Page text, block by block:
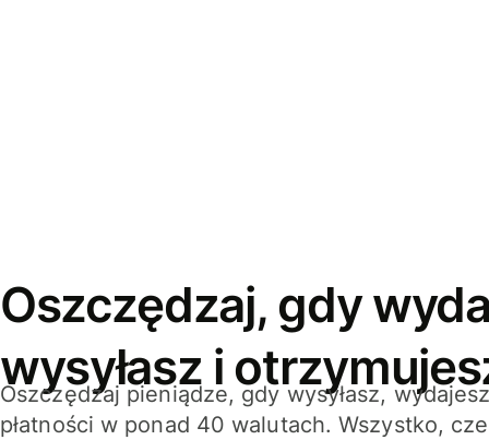
Oszczędzaj, gdy
wysyłasz i
Oszczędzaj pieniądze, gdy wysyłasz,
płatności w ponad 40 walutach. Wszystko,